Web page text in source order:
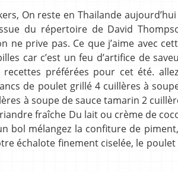
On reste en Thailande
du répertoire de David
ne prive pas. Ce que j’aime avec
car c’est un feu d’artifice de
préférées pour cet été.
de poulet grillé 4 cuillères à
à soupe de sauce tamarin 2
fraîche Du lait ou crème de
bol mélangez la confiture de
échalote finement ciselée, le